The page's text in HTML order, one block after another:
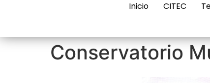
Inicio CITEC
Conservatorio